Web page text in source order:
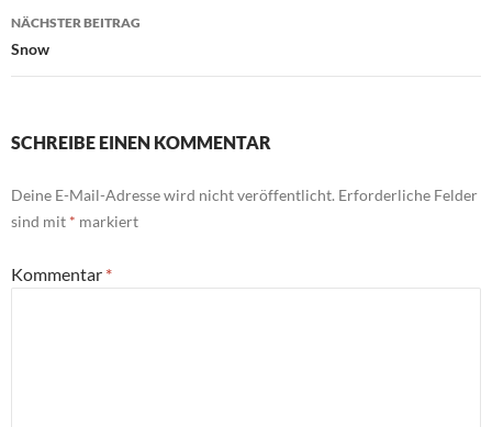
NÄCHSTER BEITRAG
Snow
SCHREIBE EINEN KOMMENTAR
Deine E-Mail-Adresse wird nicht veröffentlicht. Erforderliche Felder
sind mit * markiert
Kommentar *